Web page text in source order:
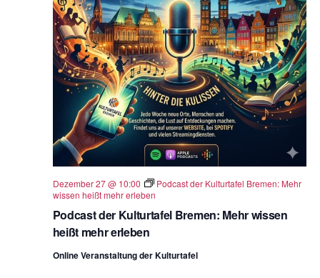
Podcast der Kulturtafel Bremen: Mehr wissen
heißt mehr erleben
Dezember 27 @ 10:00
Podcast der Kulturtafel Bremen: Mehr
wissen heißt mehr erleben
Online Veranstaltung der Kulturtafel